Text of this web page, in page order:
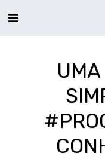
UMA